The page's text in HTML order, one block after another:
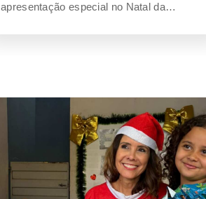
apresentação especial no Natal da…